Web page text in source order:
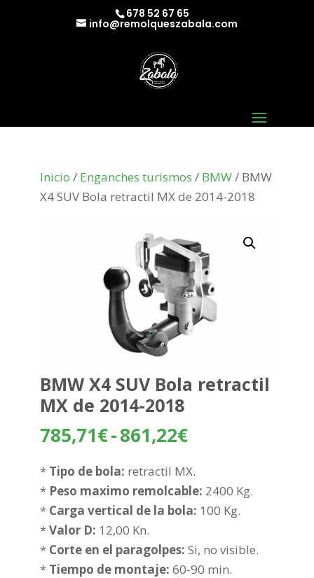
678 52 67 65
info@remolqueszabala.com
Inicio / Enganches turismos / BMW/ BMW
X4 SUV Bola retractil MX de 2014-2018
BMW X4 SUV Bola retractil
MX de 2014-2018
785,71€-861,22€Rango
precios:
desde
785,71€
861,22€
* Tipo de bola: retractil MX.
* Peso maximo remolcable: 2400 Kg.
* Carga vertical de la bola: 100 Kg.
*Valor D: 12,00 Kn.
* Corte en el paragolpes: Si, no visible.
* Tiempo de montaje: 60-90 min.